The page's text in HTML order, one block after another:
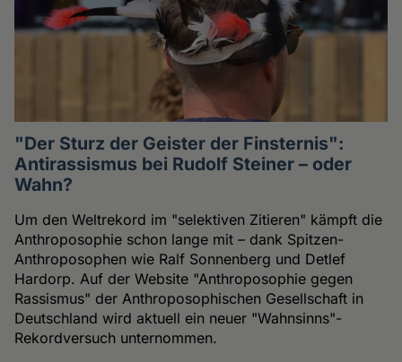
"Der Sturz der Geister der Finsternis":
Antirassismus bei Rudolf Steiner – oder
Wahn?
Um den Weltrekord im "selektiven Zitieren" kämpft die
Anthroposophie schon lange mit – dank Spitzen-
Anthroposophen wie Ralf Sonnenberg und Detlef
Hardorp. Auf der Website "Anthroposophie gegen
Rassismus" der Anthroposophischen Gesellschaft in
Deutschland wird aktuell ein neuer "Wahnsinns"-
Rekordversuch unternommen.